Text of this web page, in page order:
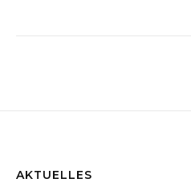
AKTUELLES